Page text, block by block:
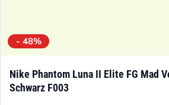
- 48%
Nike Phantom Luna II Elite FG Mad
Schwarz F003